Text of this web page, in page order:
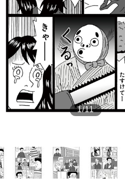
って…」サッカー日本代表・森保一監
1/11